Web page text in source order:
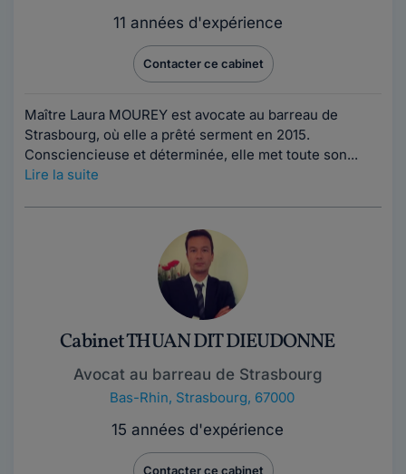
11 années d'expérience
Contacter ce cabinet
Maître Laura MOUREY est avocate au barreau de
Strasbourg, où elle a prêté serment en 2015.
Consciencieuse et déterminée, elle met toute son...
Lire la suite
Cabinet THUAN DIT DIEUDONNE
Avocat au barreau de Strasbourg
Bas-Rhin, Strasbourg, 67000
15 années d'expérience
Contacter ce cabinet